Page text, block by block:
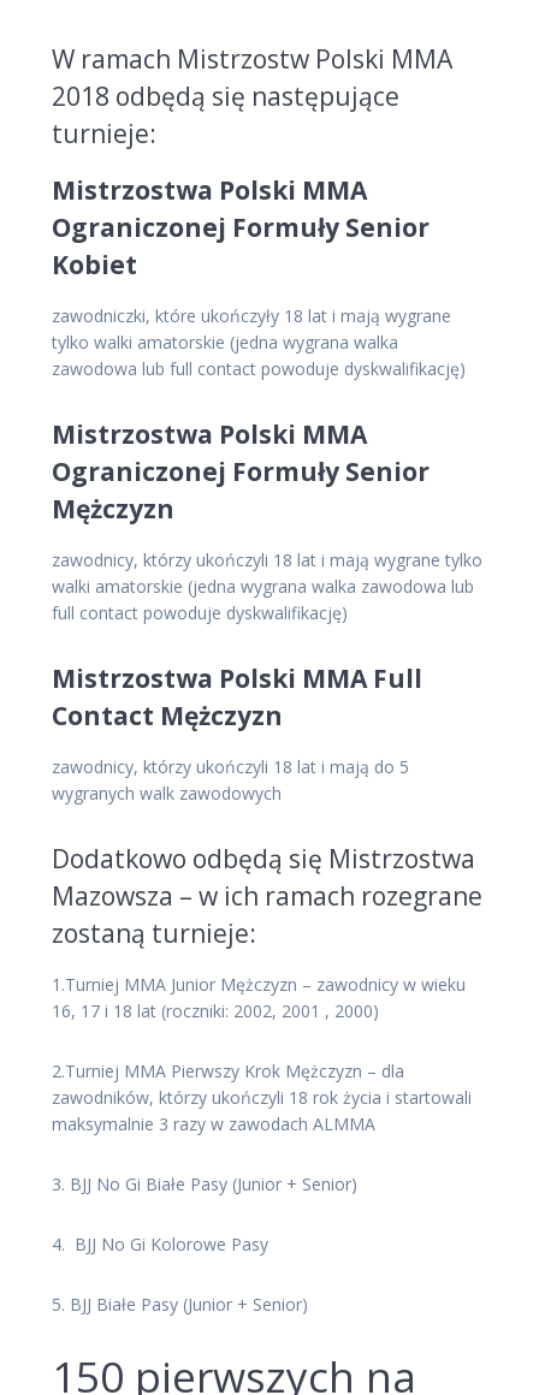
W ramach Mistrzostw Polski MMA
2018 odbędą się następujące
turnieje:
Mistrzostwa Polski MMA
Ograniczonej Formuły Senior
Kobiet
zawodniczki, które ukończyły 18 lat i mają wygrane
tylko walki amatorskie (jedna wygrana walka
zawodowa lub full contact powoduje dyskwalifikację)
Mistrzostwa Polski MMA
Ograniczonej Formuły Senior
Mężczyzn
zawodnicy, którzy ukończyli 18 lat i mają wygrane tylko
walki amatorskie (jedna wygrana walka zawodowa lub
full contact powoduje dyskwalifikację)
Mistrzostwa Polski MMA Full
Contact Mężczyzn
zawodnicy, którzy ukończyli 18 lat i mają do 5
wygranych walk zawodowych
Dodatkowo odbędą się Mistrzostwa
Mazowsza – w ich ramach rozegrane
zostaną turnieje:
1.Turniej MMA Junior Mężczyzn – zawodnicy w wieku
16, 17 i 18 lat (roczniki: 2002, 2001 , 2000)
2.Turniej MMA Pierwszy Krok Mężczyzn – dla
zawodników, którzy ukończyli 18 rok życia i startowali
maksymalnie 3 razy w zawodach ALMMA
3. BJJ No Gi Białe Pasy (Junior + Senior)
4. BJJ No Gi Kolorowe Pasy
5. BJJ Białe Pasy (Junior + Senior)
150 pierwszych na